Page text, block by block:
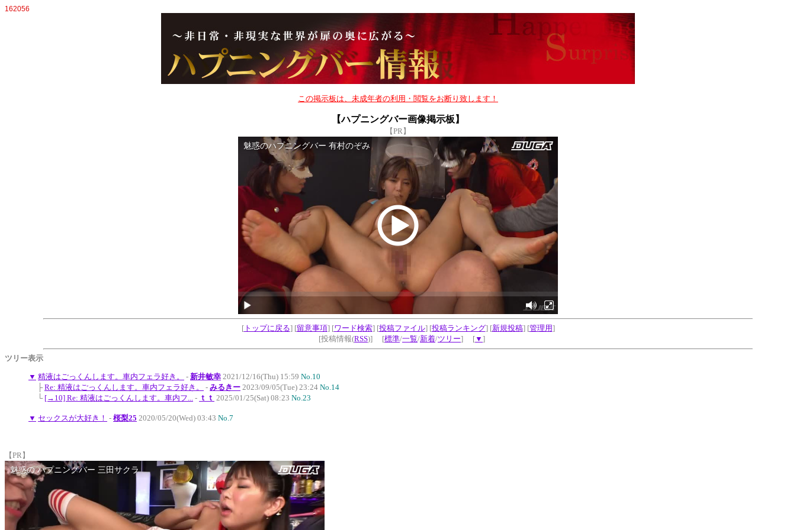
162056
この掲示板は、未成年者の利用・閲覧をお断り致します！
【ハプニングバー画像掲示板】
【PR】
[トップに戻る] [留意事項] [ワード検索] [投稿ファイル] [投稿ランキング] [新規投稿] [管理用]
[投稿情報(RSS)] [標準/一覧/新着/ツリー] [▼ ]
ツリー表示
▼ 精液はごっくんします。車内フェラ好き。 - 新井敏幸 2021/12/16(Thu) 15:59 No.10
├Re: 精液はごっくんします。車内フェラ好き。 - みるきー 2023/09/05(Tue) 23:24 No.14
└ [→10] Re: 精液はごっくんします。車内フ... - ｔｔ 2025/01/25(Sat) 08:23 No.23
▼ セックスが大好き！ - 桜梨25 2020/05/20(Wed) 03:43 No.7
【PR】